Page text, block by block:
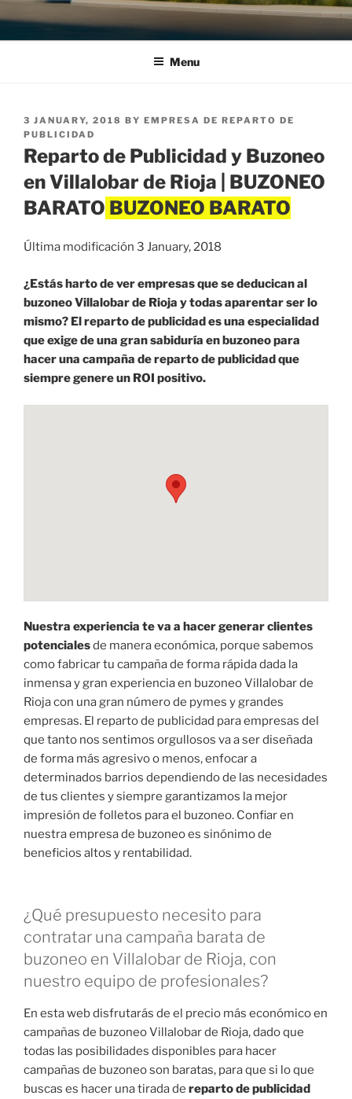
Menu
POSTED
ON
3 JANUARY, 2018 BY EMPRESA DE REPARTO DE
PUBLICIDAD
Reparto de Publicidad y Buzoneo
en Villalobar de Rioja | BUZONEO
BARATO
Última modificación 3 January, 2018
¿Estás harto de ver empresas que se deducican al
buzoneo Villalobar de Rioja y todas aparentar ser lo
mismo? El reparto de publicidad es una especialidad
que exige de una gran sabiduría en buzoneo para
hacer una campaña de reparto de publicidad que
siempre genere un ROI positivo.
Nuestra experiencia te va a hacer generar clientes
potencialesde manera económica, porque sabemos
como fabricar tu campaña de forma rápida dada la
inmensa y gran experiencia en buzoneo Villalobar de
Rioja con una gran número de pymes y grandes
empresas. El reparto de publicidad para empresas del
que tanto nos sentimos orgullosos va a ser diseñada
de forma más agresivo o menos, enfocar a
determinados barrios dependiendo de las necesidades
de tus clientes y siempre garantizamos la mejor
impresión de folletos para el buzoneo. Confiar en
nuestra empresa de buzoneo es sinónimo de
beneficios altos y rentabilidad.
¿Qué presupuesto necesito para
contratar una campaña barata de
buzoneo en Villalobar de Rioja, con
nuestro equipo de profesionales?
En esta web disfrutarás de el precio más económico en
campañas de buzoneo Villalobar de Rioja, dado que
todas las posibilidades disponibles para hacer
campañas de buzoneo son baratas, para que si lo que
buscas es hacer una tirada de reparto de publicidad